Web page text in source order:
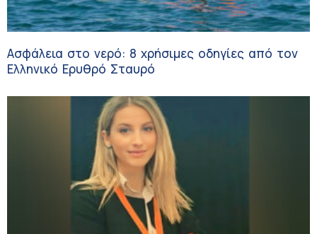
Ασφάλεια στο νερό: 8 χρήσιμες οδηγίες από τον
Ελληνικό Ερυθρό Σταυρό